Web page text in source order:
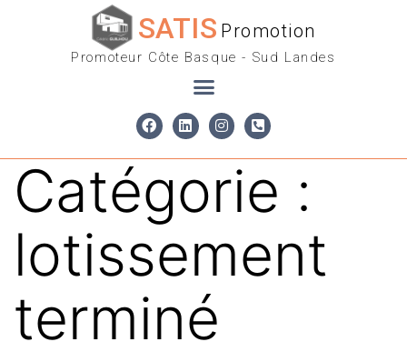
SATIS Promotion
Promoteur Côte Basque - Sud Landes
Catégorie :
lotissement
terminé